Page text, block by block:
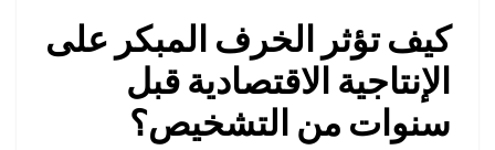
كيف تؤثر الخرف المبكر على
الإنتاجية الاقتصادية قبل
سنوات من التشخيص؟